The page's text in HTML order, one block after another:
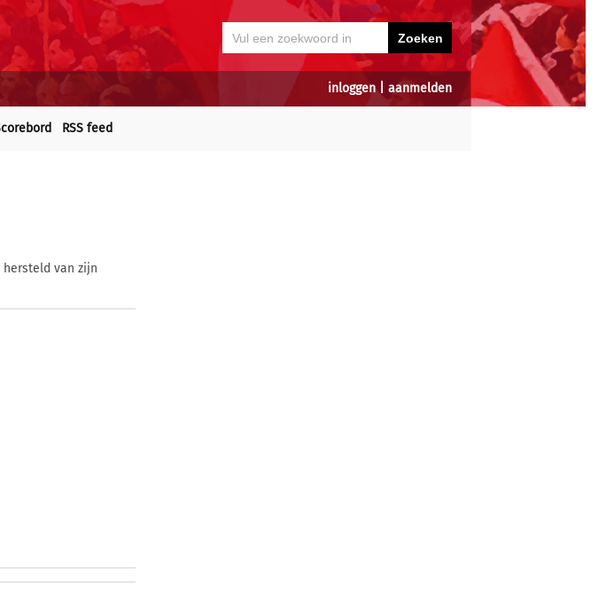
inloggen| aanmelden
RSS feed
van zijn